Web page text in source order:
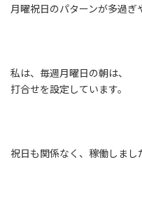
月曜祝日のパターンが多過ぎ
私は、毎週月曜日の朝は、
打合せを設定しています。
祝日も関係なく、稼働しまし